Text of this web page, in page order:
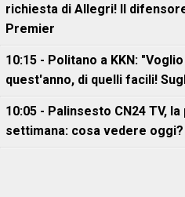
richiesta di Allegri! Il
Premier
10:15 - Politano a KKN:
quest'anno, di quelli facili!
10:05 - Palinsesto CN24 TV,
settimana: cosa vedere oggi?